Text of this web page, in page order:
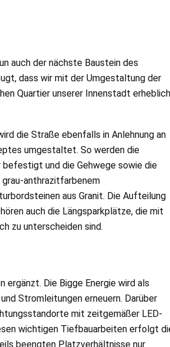
auch der nächste Baustein des
dass wir mit der Umgestaltung der
Quartier unserer Innenstadt erheblich
die Straße ebenfalls in Anlehnung an
umgestaltet. So werden die
und die Gehwege sowie die
grau-anthrazitfarbenem
aus Granit. Die Aufteilung
auch die Längsparkplätze, die mit
zu unterscheiden sind.
ergänzt. Die Bigge Energie wird als
Stromleitungen erneuern. Darüber
mit zeitgemäßer LED-
wichtigen Tiefbauarbeiten erfolgt
beengten Platzverhältnisse nur